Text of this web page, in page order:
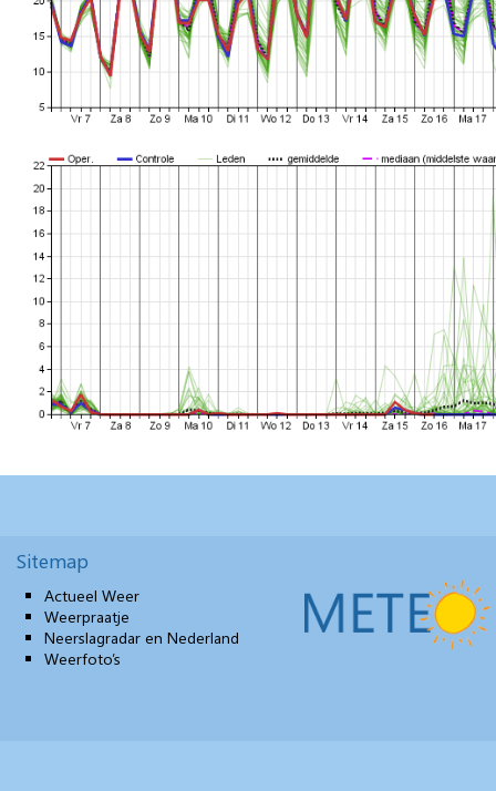
Sitemap
Actueel Weer
Weerpraatje
Neerslagradar en Nederland
Weerfoto’s